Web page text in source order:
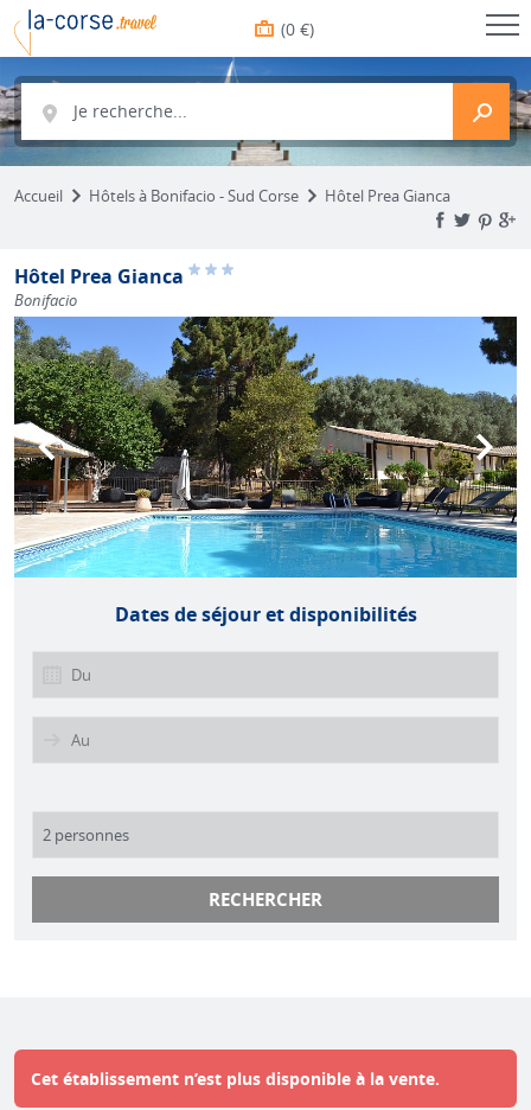
(0 €)
Je recherche...
Accueil Hôtels à Bonifacio - Sud Corse Hôtel Prea Gianca
Hôtel Prea Gianca
Bonifacio
Dates de séjour et disponibilités
RECHERCHER
Cet établissement n’est plus disponible à la vente.